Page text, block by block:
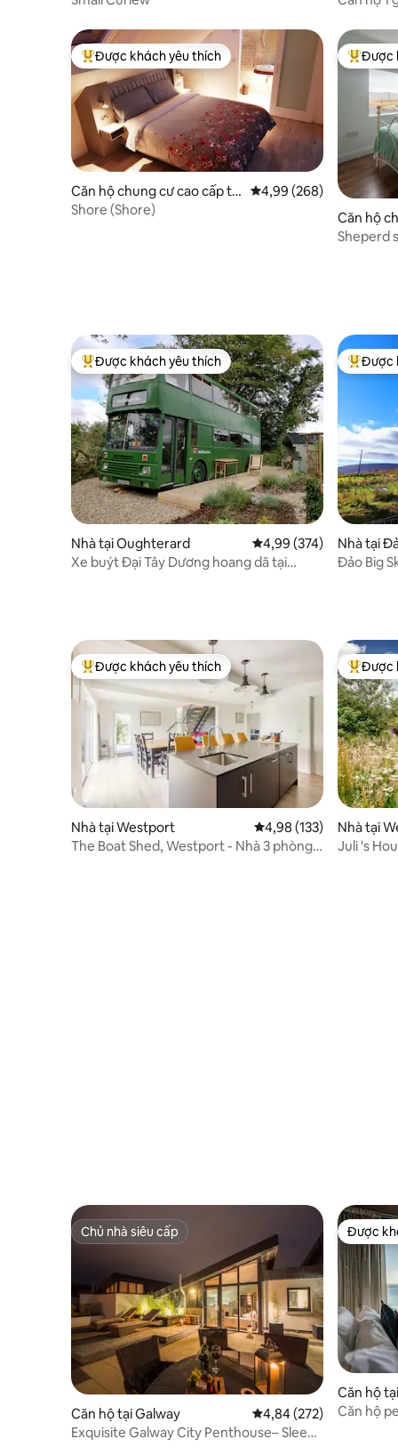
Được khách yêu thích nhất
Được khách yêu thích
Căn hộ chung cư cao cấp tại
Carraroe
Xếp hạng trung bình
4,99 (268)
Shore (Shore)
Được
Được
Căn hộ
Sheperd
Được khách yêu thích nhất
Được khách yêu thích
Nhà tại Oughterard Xếp hạng trung bình
4,99 (374)
Xe buýt Đại Tây Dương hoang dã tại
Được
Được
Nhà tại
Đảo Big
Được khách yêu thích nhất
Được khách yêu thích
Nhà tại Westport Xếp hạng trung bình
4,98 (133)
The Boat Shed, Westport - Nhà 3 phòng
Được
Được
Nhà tại
Juli 's
Chủ nhà siêu cấp
Chủ nhà siêu cấp
Căn hộ tại Galway Xếp hạng trung bình
4,84 (272)
Exquisite Galway City Penthouse– Sleeps
Được
Được
Căn hộ
Căn hộ